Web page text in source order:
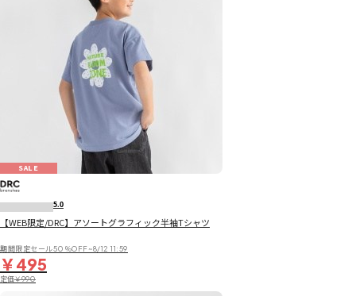
SALE
5.0
【WEB限定/DRC】アソートグラフィック半袖Tシャツ
期間限定セール50％OFF~8/12 11:59
￥495
定価￥990